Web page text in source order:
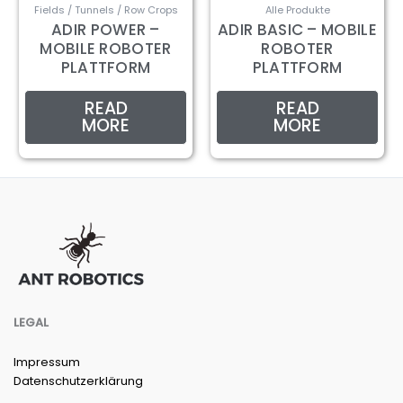
Fields / Tunnels / Row Crops
ADIR POWER –
MOBILE ROBOTER
PLATTFORM
READ
MORE
Alle Produkte
ADIR BASIC – MOBILE
ROBOTER
PLATTFORM
READ
MORE
LEGAL
Impressum
Datenschutzerklärung